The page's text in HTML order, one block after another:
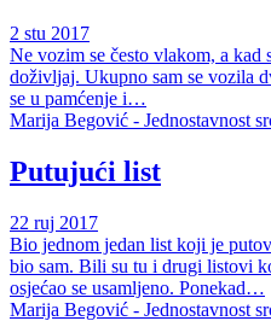
2 stu 2017
Ne vozim se često vlakom, a kad
doživljaj. Ukupno sam se vozila
se u pamćenje i…
Marija Begović - Jednostavnost
Putujući list
22 ruj 2017
Bio jednom jedan list koji je
bio sam. Bili su tu i drugi listovi
osjećao se usamljeno. Ponekad…
Marija Begović - Jednostavnost